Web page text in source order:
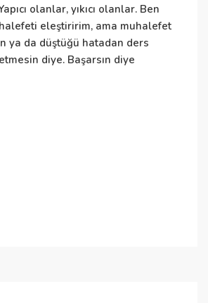
olanlar, yıkıcı olanlar. Ben
eleştiririm, ama muhalefet
ya da düştüğü hatadan ders
diye. Başarsın diye